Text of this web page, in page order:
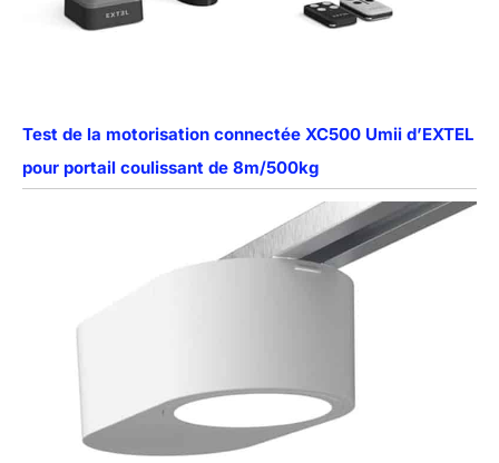
Test de la motorisation connectée XC500 Umii d’EXTEL
pour portail coulissant de 8m/500kg